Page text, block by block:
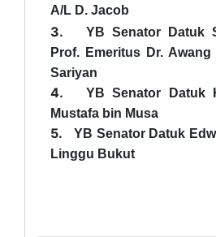
A/L D. Jacob
3.
YB Senator Datuk
Prof. Emeritus Dr. Awang
Sariyan
4.
YB Senator Datuk
Mustafa bin Musa
5.
YB Senator Datuk
Linggu Bukut